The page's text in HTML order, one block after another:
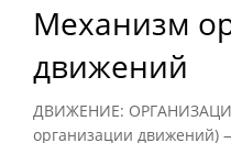
Механизм
движений
ДВИЖЕНИЕ:
организации движений)